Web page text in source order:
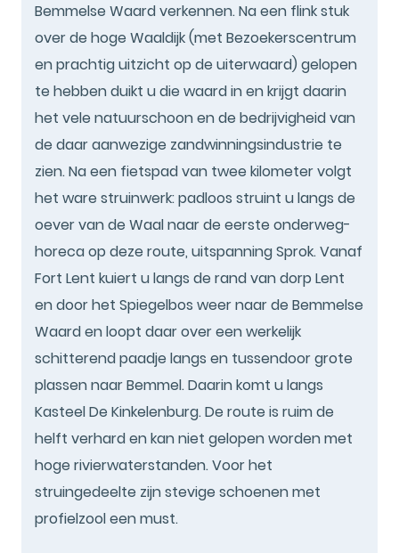
Bemmelse Waard verkennen. Na een flink stuk
over de hoge Waaldijk (met Bezoekerscentrum
en prachtig uitzicht op de uiterwaard) gelopen
te hebben duikt u die waard in en krijgt daarin
het vele natuurschoon en de bedrijvigheid van
de daar aanwezige zandwinningsindustrie te
zien. Na een fietspad van twee kilometer volgt
het ware struinwerk: padloos struint u langs de
oever van de Waal naar de eerste onderweg-
horeca op deze route, uitspanning Sprok. Vanaf
Fort Lent kuiert u langs de rand van dorp Lent
en door het Spiegelbos weer naar de Bemmelse
Waard en loopt daar over een werkelijk
schitterend paadje langs en tussendoor grote
plassen naar Bemmel. Daarin komt u langs
Kasteel De Kinkelenburg. De route is ruim de
helft verhard en kan niet gelopen worden met
hoge rivierwaterstanden. Voor het
struingedeelte zijn stevige schoenen met
profielzool een must.